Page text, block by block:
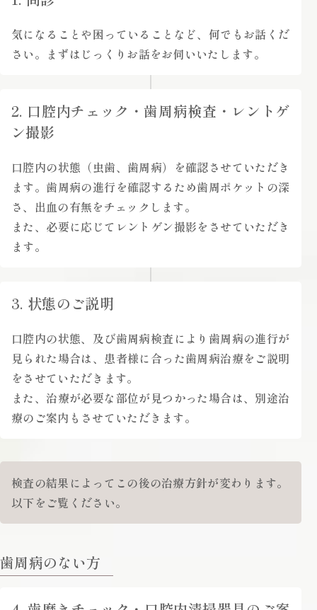
気になることや困っていることなど、何でもお話くだ
さい。まずはじっくりお話をお伺いいたします。
2. 口腔内チェック・歯周病検査・レントゲ
ン撮影
口腔内の状態（虫歯、歯周病）を確認させていただき
ます。歯周病の進行を確認するため歯周ポケットの深
さ、出血の有無をチェックします。
また、必要に応じてレントゲン撮影をさせていただき
ます。
3. 状態のご説明
口腔内の状態、及び歯周病検査により歯周病の進行が
見られた場合は、患者様に合った歯周病治療をご説明
をさせていただきます。
また、治療が必要な部位が見つかった場合は、別途治
療のご案内もさせていただきます。
検査の結果によってこの後の治療方針が変わります。
以下をご覧ください。
歯周病のない方